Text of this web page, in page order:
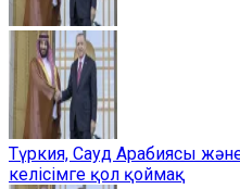
Түркия, Сауд Арабиясы
келісімге қол қоймақ